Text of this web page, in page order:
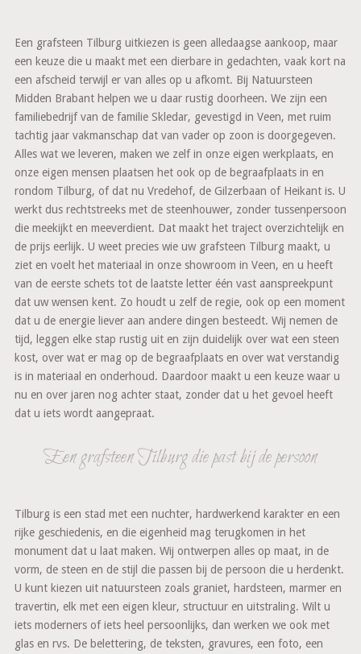
Een grafsteen Tilburg uitkiezen is geen alledaagse aankoop, maar
een keuze die u maakt met een dierbare in gedachten, vaak kort na
een afscheid terwijl er van alles op u afkomt. Bij Natuursteen
Midden Brabant helpen we u daar rustig doorheen. We zijn een
familiebedrijf van de familie Skledar, gevestigd in Veen, met ruim
tachtig jaar vakmanschap dat van vader op zoon is doorgegeven.
Alles wat we leveren, maken we zelf in onze eigen werkplaats, en
onze eigen mensen plaatsen het ook op de begraafplaats in en
rondom Tilburg, of dat nu Vredehof, de Gilzerbaan of Heikant is. U
werkt dus rechtstreeks met de steenhouwer, zonder tussenpersoon
die meekijkt en meeverdient. Dat maakt het traject overzichtelijk en
de prijs eerlijk. U weet precies wie uw grafsteen Tilburg maakt, u
ziet en voelt het materiaal in onze showroom in Veen, en u heeft
van de eerste schets tot de laatste letter één vast aanspreekpunt
dat uw wensen kent. Zo houdt u zelf de regie, ook op een moment
dat u de energie liever aan andere dingen besteedt. Wij nemen de
tijd, leggen elke stap rustig uit en zijn duidelijk over wat een steen
kost, over wat er mag op de begraafplaats en over wat verstandig
is in materiaal en onderhoud. Daardoor maakt u een keuze waar u
nu en over jaren nog achter staat, zonder dat u het gevoel heeft
dat u iets wordt aangepraat.
Een grafsteen Tilburg die past bij de persoon
Tilburg is een stad met een nuchter, hardwerkend karakter en een
rijke geschiedenis, en die eigenheid mag terugkomen in het
monument dat u laat maken. Wij ontwerpen alles op maat, in de
vorm, de steen en de stijl die passen bij de persoon die u herdenkt.
U kunt kiezen uit natuursteen zoals graniet, hardsteen, marmer en
travertin, elk met een eigen kleur, structuur en uitstraling. Wilt u
iets moderners of iets heel persoonlijks, dan werken we ook met
glas en rvs. De belettering, de teksten, gravures, een foto, een